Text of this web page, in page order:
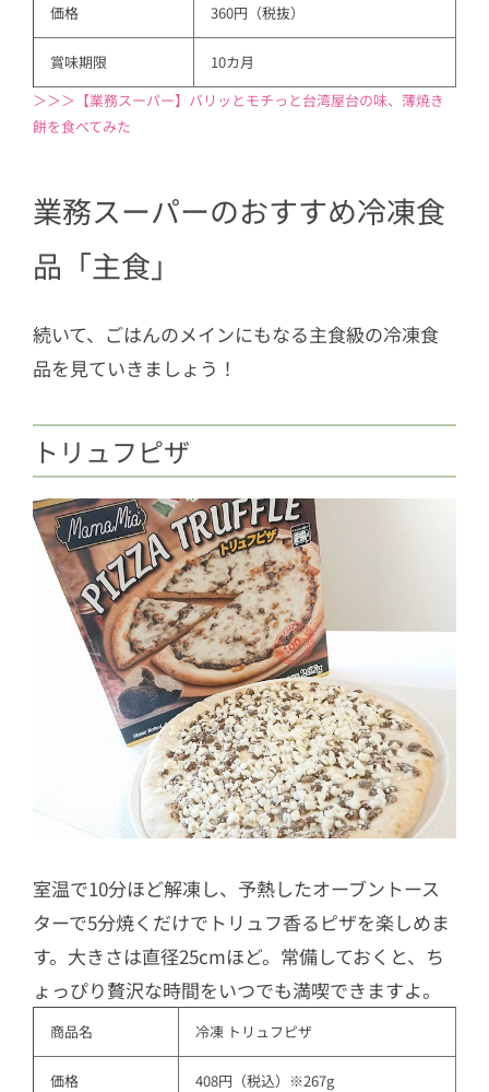
価格 360円（税抜）
賞味期限
10カ月
＞＞＞【業務スーパー】バリッとモチっと台湾屋台の味、薄焼き
餅を食べてみた
業務スーパーのおすすめ冷凍食
品「主食」
続いて、ごはんのメインにもなる主食級の冷凍食
品を見ていきましょう！
トリュフピザ
室温で10分ほど解凍し、予熱したオーブントース
ターで5分焼くだけでトリュフ香るピザを楽しめま
す。大きさは直径25cmほど。常備しておくと、ち
ょっぴり贅沢な時間をいつでも満喫できますよ。
商品名 冷凍 トリュフピザ
価格 408円（税込）※267g